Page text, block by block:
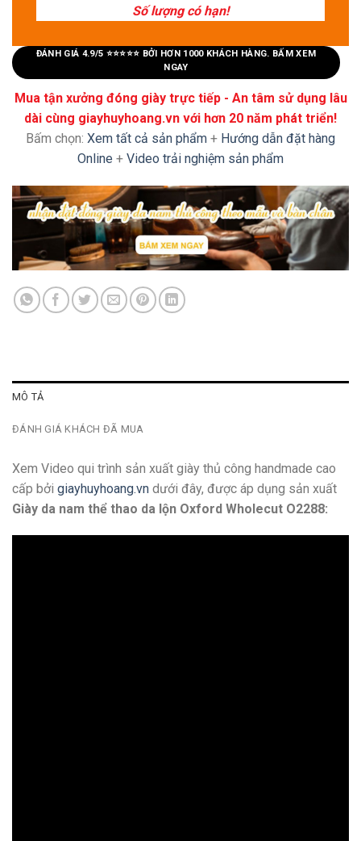
Số lượng có hạn!
ĐÁNH GIÁ 4.9/5 ⭐⭐⭐⭐⭐ BỞI HƠN 1000 KHÁCH HÀNG. BẤM XEM
NGAY
Mua tận xưởng đóng giày trực tiếp - An tâm sử dụng lâu
dài cùng giayhuyhoang.vn với hơn 20 năm phát triển!
Bấm chọn: Xem tất cả sản phẩm + Hướng dẫn đặt hàng
Online + Video trải nghiệm sản phẩm
MÔ TẢ
ĐÁNH GIÁ KHÁCH ĐÃ MUA
Xem Video qui trình sản xuất giày thủ công handmade cao
cấp bởi giayhuyhoang.vn dưới đây, được áp dụng sản xuất
Giày da nam thể thao da lộn Oxford Wholecut O2288: